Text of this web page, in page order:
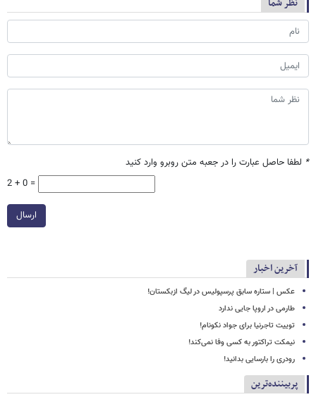
* لطفا حاصل عبارت را در جعبه متن روبرو وارد کنید
2 + 0 =
ارسال
آخرین اخبار
عکس | ستاره سابق پرسپولیس در لیگ ازبکستان!
طارمی در اروپا جایی ندارد
توییت تاجرنیا برای جواد نکونام!
نیمکت تراکتور به کسی وفا نمی‌کند!
رودری را بارسایی بدانید!
پربیننده‌ترین